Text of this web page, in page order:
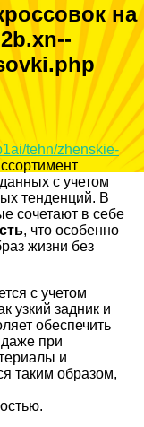
на
tehn/zhenskie-
с учетом
тенденций. В
сочетают в себе
, что особенно
жизни без
с учетом
узкий задник и
обеспечить
при
и
таким образом,